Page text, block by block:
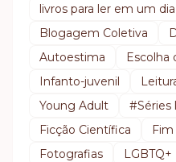
livros para ler em um dia
Blogagem Coletiva
Autoestima
Escolha
Infanto-juvenil
Young Adult
#Séries
Ficção Científica
Fotografias
LGBTQ+